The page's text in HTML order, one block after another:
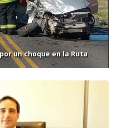
un choque en la Ruta